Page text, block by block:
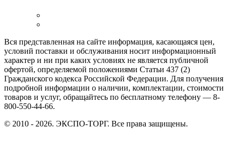
Вся представленная на сайте информация, касающаяся цен,
условий поставки и обслуживания носит информационный
характер и ни при каких условиях не является публичной
офертой, определяемой положениями Статьи 437 (2)
Гражданского кодекса Российской Федерации. Для получения
подробной информации о наличии, комплектации, стоимости
товаров и услуг, обращайтесь по бесплатному телефону — 8-
800-550-44-66.
© 2010 - 2026. ЭКСПО-ТОРГ. Все права защищены.